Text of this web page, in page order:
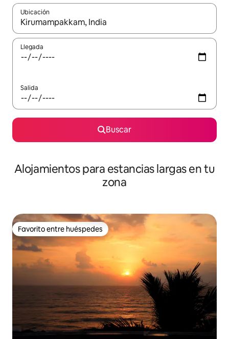
Ubicación
Cuando los resultados estén disponibles, podrás navegar
Llegada
Salida
Buscar
Alojamientos para estancias largas en tu
zona
Favorito entre huéspedes
Favorito entre huéspedes